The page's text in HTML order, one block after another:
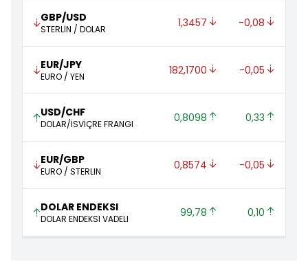
GBP/USD
STERLİN / DOLAR 1,3457 -0,08
EUR/JPY
EURO / YEN 182,1700 -0,05
USD/CHF
DOLAR/İSVİÇRE FRANGI 0,8098 0,33
EUR/GBP
EURO / STERLIN 0,8574 -0,05
DOLAR ENDEKSI
DOLAR ENDEKSI VADELI 99,78 0,10